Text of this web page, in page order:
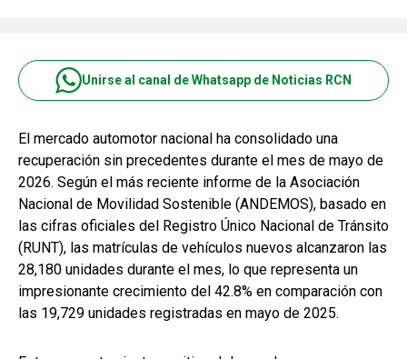
Unirse al canal de Whatsapp de Noticias RCN
El mercado automotor nacional ha consolidado una
recuperación sin precedentes durante el mes de mayo de
2026. Según el más reciente informe de la Asociación
Nacional de Movilidad Sostenible (ANDEMOS), basado en
las cifras oficiales del Registro Único Nacional de Tránsito
(RUNT), las matrículas de vehículos nuevos alcanzaron las
28,180 unidades durante el mes, lo que representa un
impresionante crecimiento del 42.8% en comparación con
las 19,729 unidades registradas en mayo de 2025.